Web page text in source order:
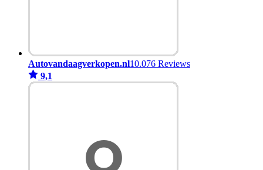
Autovandaagverkopen.nl10.076 Reviews
9,1